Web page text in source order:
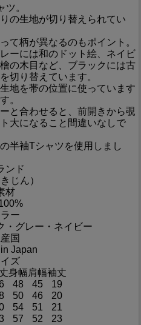
。
の生地が切り替えられてい
て柄が異なるのもポイント。
ーには和のドット絵、ネイビ
の木目など、ブラックには古
切り替えています。
地を帯の位置に使っています
。
と合わせると、前開きから覗
大になること間違いなしで
半袖Tシャツを使用しまし
ンド
じん）
材
ー
・グレー・ネイビー
国
Japan
ズ
身幅肩幅袖丈
48 45
19
50 46
20
54 51
21
57 52 23